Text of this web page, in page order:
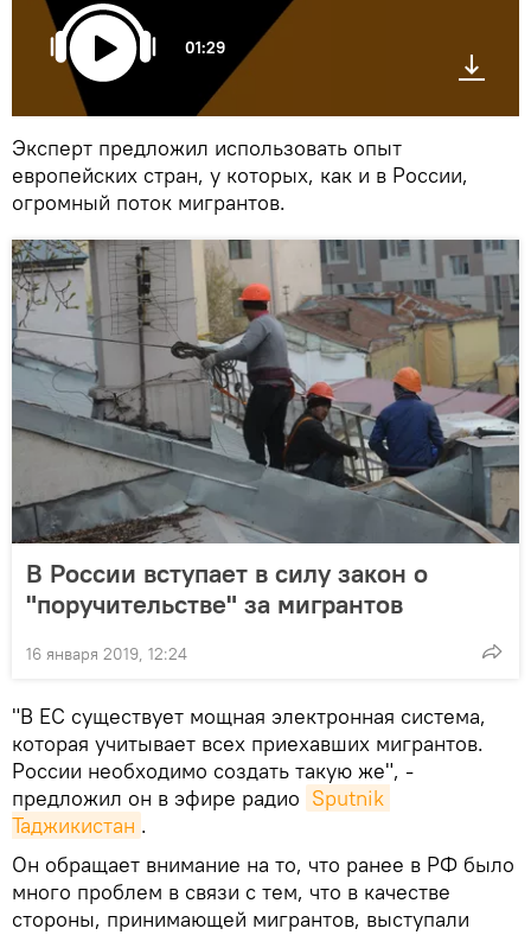
01:29
Эксперт предложил использовать опыт
европейских стран, у которых, как и в России,
огромный поток мигрантов.
В России вступает в силу закон о
"поручительстве" за мигрантов
16 января 2019, 12:24
"В ЕС существует мощная электронная система,
которая учитывает всех приехавших мигрантов.
России необходимо создать такую же", -
предложил он в эфире радио Sputnik
Таджикистан .
Он обращает внимание на то, что ранее в РФ было
много проблем в связи с тем, что в качестве
стороны, принимающей мигрантов, выступали